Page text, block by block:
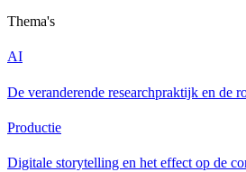
Thema's
AI
De veranderende researchpraktijk en de
Productie
Digitale storytelling en het effect op de